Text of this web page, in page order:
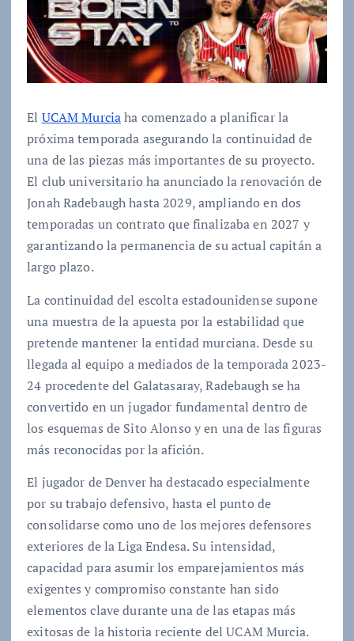
El UCAM Murciaha comenzado a planificar la
próxima temporada asegurando la continuidad de
una de las piezas más importantes de su proyecto.
El club universitario ha anunciado la renovación de
Jonah Radebaugh hasta 2029, ampliando en dos
temporadas un contrato que finalizaba en 2027 y
garantizando la permanencia de su actual capitán a
largo plazo.
La continuidad del escolta estadounidense supone
una muestra de la apuesta por la estabilidad que
pretende mantener la entidad murciana. Desde su
llegada al equipo a mediados de la temporada 2023-
24 procedente del Galatasaray, Radebaugh se ha
convertido en un jugador fundamental dentro de
los esquemas de Sito Alonso y en una de las figuras
más reconocidas por la afición.
El jugador de Denver ha destacado especialmente
por su trabajo defensivo, hasta el punto de
consolidarse como uno de los mejores defensores
exteriores de la Liga Endesa. Su intensidad,
capacidad para asumir los emparejamientos más
exigentes y compromiso constante han sido
elementos clave durante una de las etapas más
exitosas de la historia reciente del UCAM Murcia.